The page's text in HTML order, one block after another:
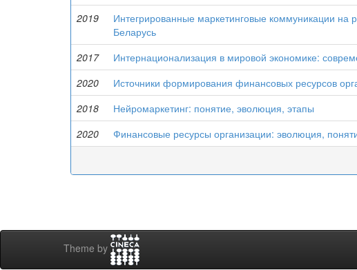
2019
Интегрированные маркетинговые коммуникации на
Беларусь
2017 Интернационализация в мировой экономике:
2020
Источники формирования финансовых ресурсов
2018
Нейромаркетинг: понятие, эволюция, этапы
2020
Финансовые ресурсы организации: эволюция,
Theme by